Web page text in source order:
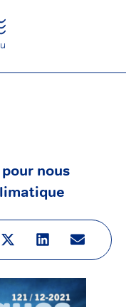
nous